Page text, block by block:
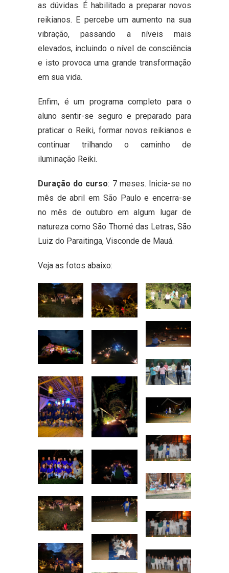
as dúvidas. É habilitado a preparar novos
reikianos. E percebe um aumento na sua
vibração, passando a níveis mais
elevados, incluindo o nível de consciência
e isto provoca uma grande transformação
em sua vida.
Enfim, é um programa completo para o
aluno sentir-se seguro e preparado para
praticar o Reiki, formar novos reikianos e
continuar trilhando o caminho de
iluminação Reiki.
Duração do curso: 7 meses. Inicia-se no
mês de abril em São Paulo e encerra-se
no mês de outubro em algum lugar de
natureza como São Thomé das Letras, São
Luiz do Paraitinga, Visconde de Mauá.
Veja as fotos abaixo: